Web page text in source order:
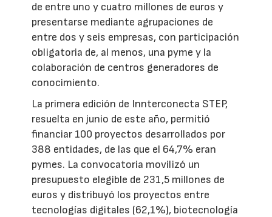
de entre uno y cuatro millones de euros y
presentarse mediante agrupaciones de
entre dos y seis empresas, con participación
obligatoria de, al menos, una pyme y la
colaboración de centros generadores de
conocimiento.
La primera edición de Innterconecta STEP,
resuelta en junio de este año, permitió
financiar 100 proyectos desarrollados por
388 entidades, de las que el 64,7% eran
pymes. La convocatoria movilizó un
presupuesto elegible de 231,5 millones de
euros y distribuyó los proyectos entre
tecnologías digitales (62,1%), biotecnología